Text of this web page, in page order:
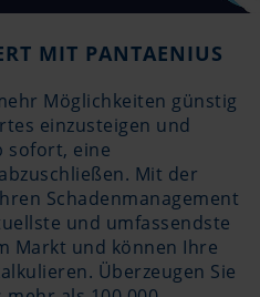
MIT PANTAENIUS
Möglichkeiten günstig
einzusteigen und
sofort, eine
Mit der
Schadenmanagement
und umfassendste
Markt und können Ihre
Überzeugen Sie